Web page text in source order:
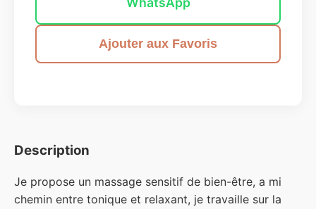
Ajouter aux Favoris
Description
Je propose un massage sensitif de bien-être, a mi
chemin entre tonique et relaxant, je travaille sur la